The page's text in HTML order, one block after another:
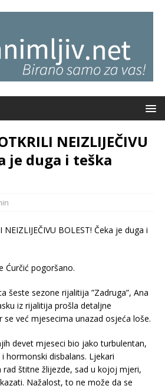
NEIZLIJEČIVU
je duga i teška
Ćurčić pogoršano.
šeste sezone rijalitija ”Zadruga”, Ana
iz rijalitija prošla detaljne
se već mjesecima unazad osjeća loše.
devet mjeseci bio jako turbulentan,
hormonski disbalans. Ljekari
rad štitne žlijezde, sad u kojoj mjeri,
Nažalost, to ne može da se